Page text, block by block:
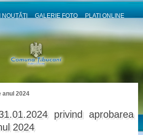
NOUȚĂȚI GALERIE FOTO
PLATI ONLINE
2024
privind aprobarea
2024